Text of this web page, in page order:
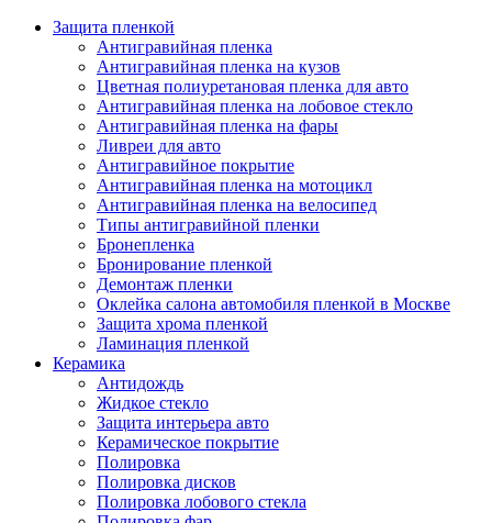
Защита пленкой
Антигравийная пленка
Антигравийная пленка на кузов
Цветная полиуретановая пленка для авто
Антигравийная пленка на лобовое стекло
Антигравийная пленка на фары
Ливреи для авто
Антигравийное покрытие
Антигравийная пленка на мотоцикл
Антигравийная пленка на велосипед
Типы антигравийной пленки
Бронепленка
Бронирование пленкой
Демонтаж пленки
Оклейка салона автомобиля пленкой в Москве
Защита хрома пленкой
Ламинация пленкой
Керамика
Антидождь
Жидкое стекло
Защита интерьера авто
Керамическое покрытие
Полировка
Полировка дисков
Полировка лобового стекла